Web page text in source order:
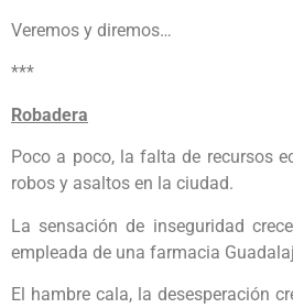
Veremos y diremos…
***
Robadera
Poco a poco, la falta de recursos
robos y asaltos en la ciudad.
La sensación de inseguridad
empleada de una farmacia
El hambre cala, la desesperación